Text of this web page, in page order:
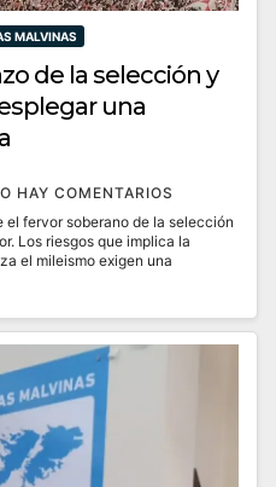
MALVINAS
de la selección y
una
HAY COMENTARIOS
el fervor soberano de la selección
Los riesgos que implica la
el mileismo exigen una